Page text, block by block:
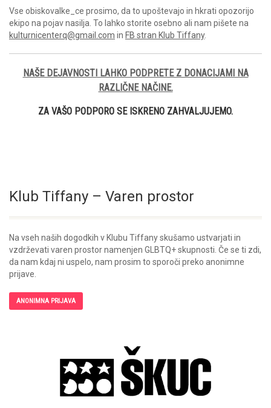
Vse obiskovalke_ce prosimo, da to upoštevajo in hkrati opozorijo
ekipo na pojav nasilja. To lahko storite osebno ali nam pišete na
kulturnicenterq@gmail.com in FB stran Klub Tiffany.
NAŠE DEJAVNOSTI LAHKO PODPRETE Z DONACIJAMI NA
RAZLIČNE NAČINE.
ZA VAŠO PODPORO SE ISKRENO ZAHVALJUJEMO.
Klub Tiffany – Varen prostor
Na vseh naših dogodkih v Klubu Tiffany skušamo ustvarjati in
vzdrževati varen prostor namenjen GLBTQ+ skupnosti. Če se ti zdi,
da nam kdaj ni uspelo, nam prosim to sporoči preko anonimne
prijave.
ANONIMNA PRIJAVA